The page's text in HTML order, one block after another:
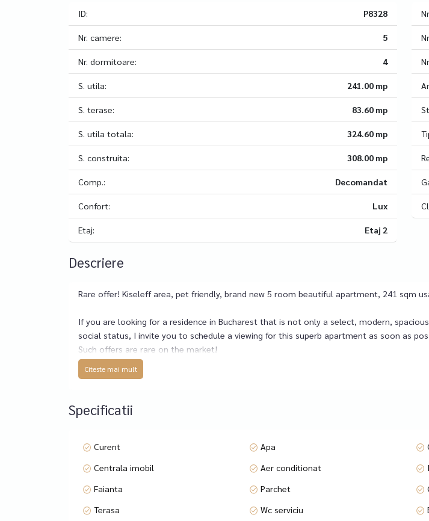
ID: P8328
Nr. camere: 5
Nr. dormitoare: 4
S. utila: 241.00 mp
S. terase: 83.60 mp
S. utila totala: 324.60 mp
S. construita: 308.00 mp
Comp.: Decomandat
Confort: Lux
Etaj: Etaj 2
Descriere
Rare offer! Kiseleff area, pet friendly, brand new 5 room beautiful apartment, 241 sqm
If you are looking for a residence in Bucharest that is not only a select, modern,
social status, I invite you to schedule a viewing for this superb apartment as soon as
Such offers are rare on the market!
The apartment has 5 rooms, with a usable area of ​​241 sqm, to which are added 84 sqm
bedrooms, each with its own bathroom, plus a guest bathroom at the entrance.
area and exclusive services.
Office spaces or a special event room can be rented on the premises, suitable for both
Victoriei Square and the center of the capital, as well as to the northern area of ​​the city.
An unfurnished version (with equipped kitchen and bathrooms) for a similar apartment is
VAT is added to the listing price.
Daca sunteti in cautarea unei resedinte in Bucuresti care sa fie nu doar o locuinta
Citeste mai mult
Specificatii
Curent Apa
Centrala imobil
Aer conditionat
Faianta
Parchet
Terasa
Wc serviciu